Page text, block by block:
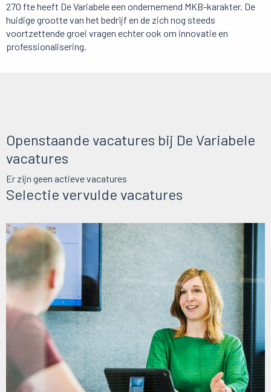
270 fte heeft De Variabele een ondernemend MKB-karakter. De
huidige grootte van het bedrijf en de zich nog steeds
voortzettende groei vragen echter ook om innovatie en
professionalisering.
Selectie vervulde vacatures
Openstaande vacatures bij De Variabele
vacatures
Er zijn geen actieve vacatures